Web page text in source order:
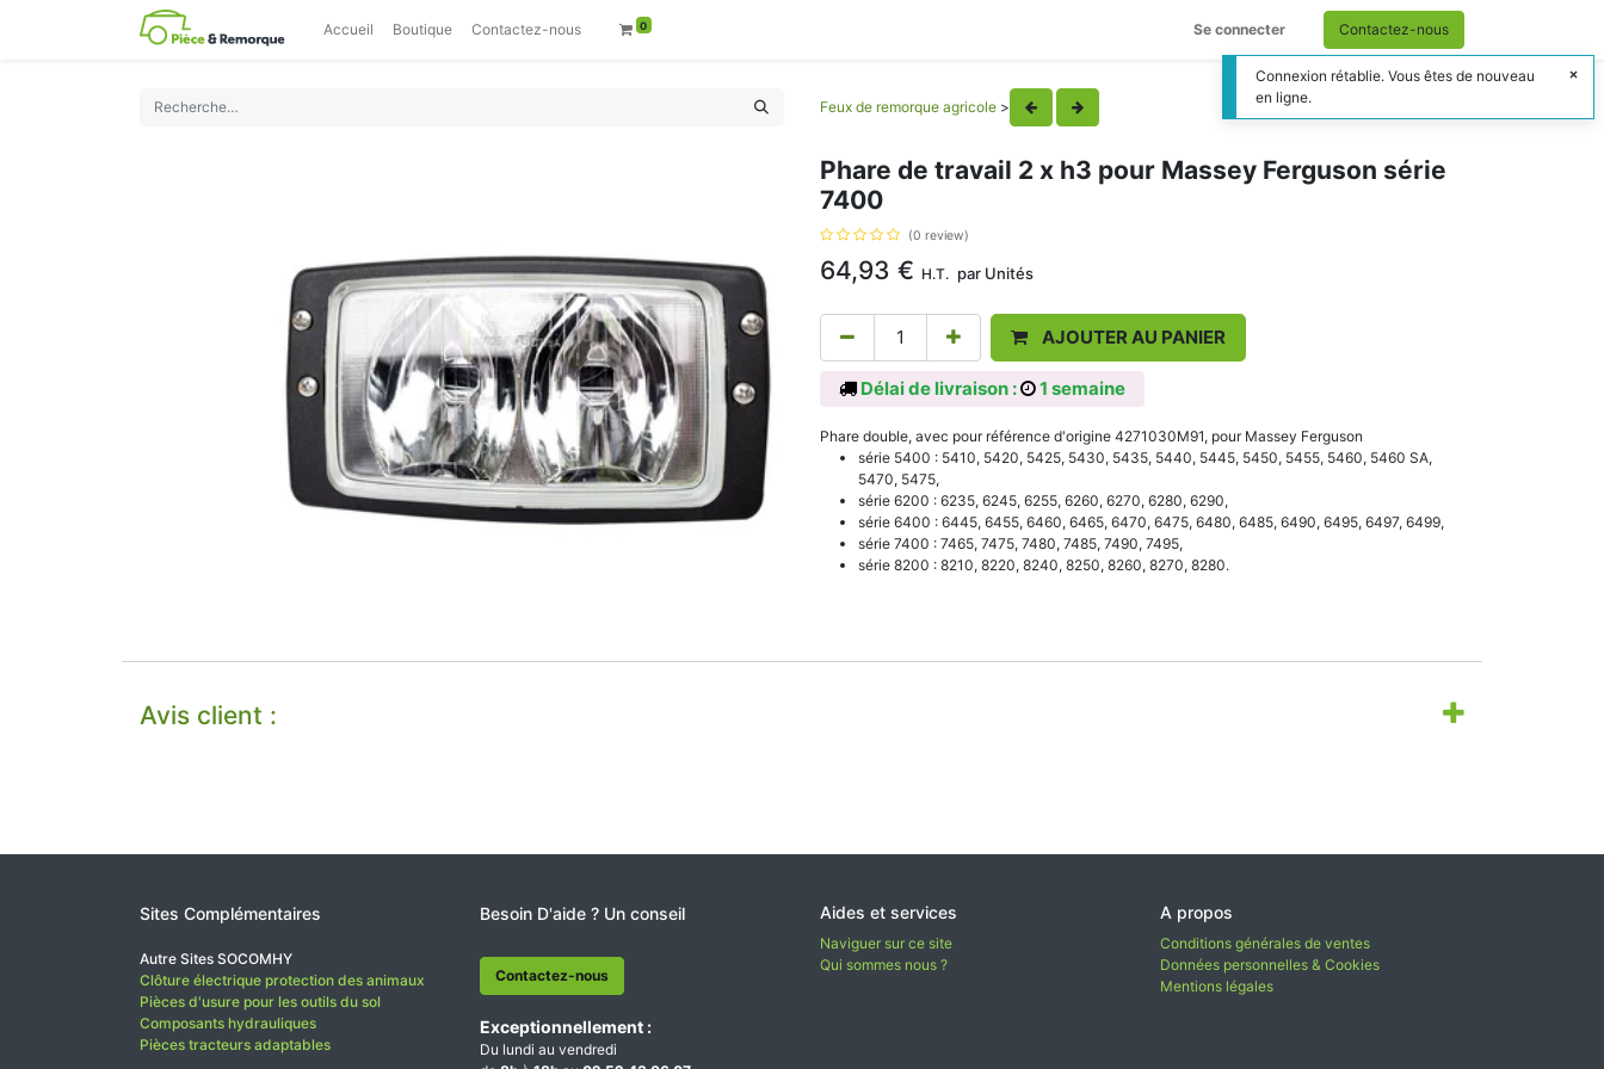
Accueil Boutique Contactez-nous 0 Se connecter Contactez-nous
Feux de remorque agricole >
Phare de travail 2 x h3 pour Massey Ferguson série
7400
(0 review)
64,93 € H.T. par Unités
AJOUTER AU PANIER
Délai de livraison : 1 semaine
Phare double, avec pour référence d'origine 4271030M91, pour Massey Ferguson
série 5400 : 5410, 5420, 5425, 5430, 5435, 5440, 5445, 5450, 5455, 5460, 5460 SA,
5470, 5475,
série 6200 : 6235, 6245, 6255, 6260, 6270, 6280, 6290,
série 6400 : 6445, 6455, 6460, 6465, 6470, 6475, 6480, 6485, 6490, 6495, 6497, 6499,
série 7400 : 7465, 7475, 7480, 7485, 7490, 7495,
série 8200 : 8210, 8220, 8240, 8250, 8260, 8270, 8280.
Avis client :
Sites Complémentaires
Autre Sites SOCOMHY
Clôture électrique protection des animaux
Pièces d'usure pour les outils du sol
Composants hydrauliques
Pièces tracteurs adaptables
Besoin D'aide ? Un conseil
Contactez-nous
Exceptionnellement :
Du lundi au vendredi
Aides et services
Naviguer sur ce site
Qui sommes nous ?
A propos
Conditions générales de ventes
Données personnelles & Cookies
Mentions légales
Connexion rétablie. Vous êtes de nouveau
en ligne.